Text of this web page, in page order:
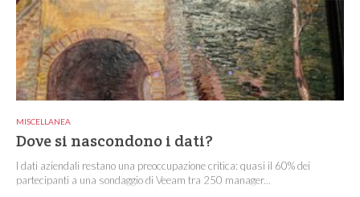
MISCELLANEA
Dove si nascondono i dati?
I dati aziendali restano una preoccupazione critica: quasi il 60% dei
partecipanti a una sondaggio di Veeam tra 250 manager...